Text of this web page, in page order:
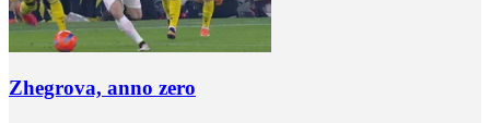
Zhegrova, anno zero